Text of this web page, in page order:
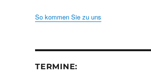
So kommen Sie zu uns
TERMINE: